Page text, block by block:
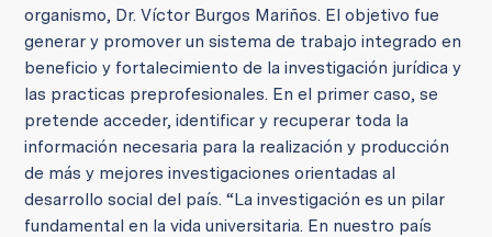
organismo, Dr. Víctor Burgos Mariños. El objetivo fue
generar y promover un sistema de trabajo integrado en
beneficio y fortalecimiento de la investigación jurídica y
las practicas preprofesionales. En el primer caso, se
pretende acceder, identificar y recuperar toda la
información necesaria para la realización y producción
de más y mejores investigaciones orientadas al
desarrollo social del país. “La investigación es un pilar
fundamental en la vida universitaria. En nuestro país